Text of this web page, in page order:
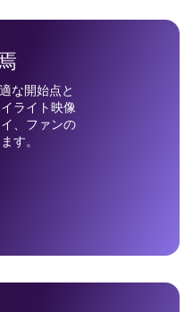
な開始点と
ライト映像
、ファンの
す。